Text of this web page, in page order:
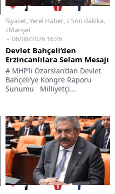
Siyaset,Yerel Haber,z Son dakika,
zManşet
06/08/2026 16:26
Devlet Bahçeli’den
Erzincanlılara Selam Mesajı
# MHP’li Özarslan’dan Devlet
Bahçeli’ye Kongre Raporu
Sunumu Milliyetçi...